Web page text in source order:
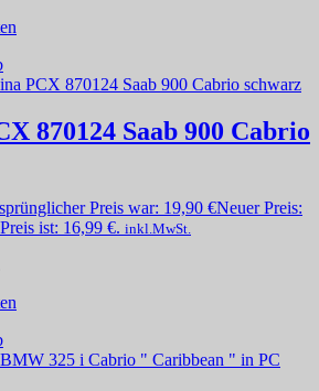
870124 Saab 900 Cabrio
Preis war: 19,90 €Neuer Preis:
ist: 16,99 €. inkl.MwSt.